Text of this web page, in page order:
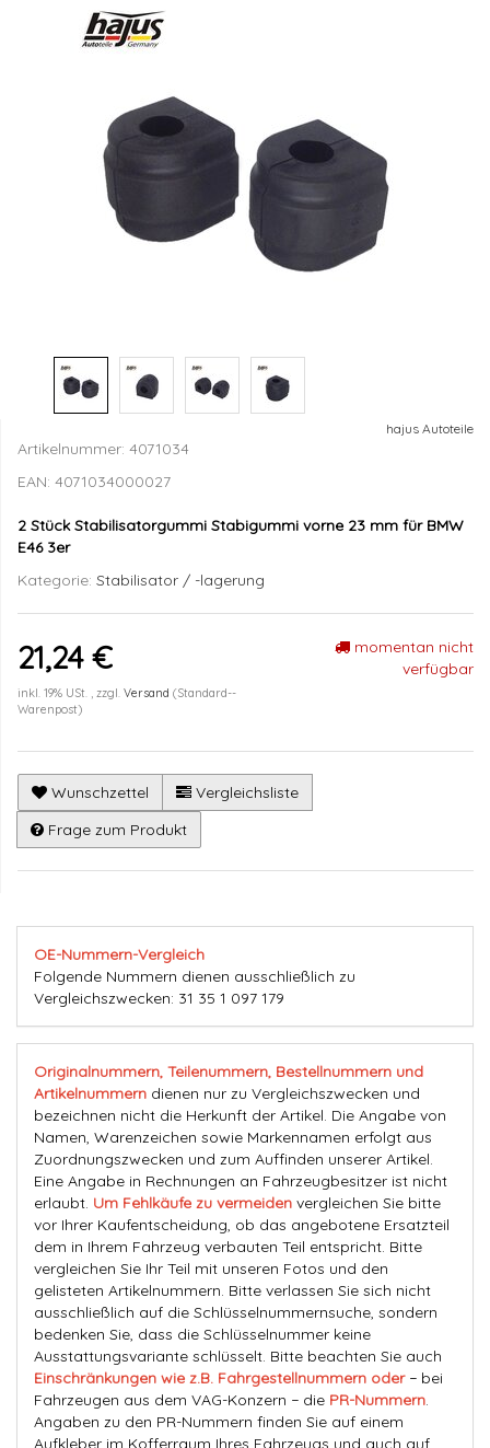
hajus Autoteile
Artikelnummer: 4071034
EAN: 4071034000027
2 Stück Stabilisatorgummi Stabigummi vorne 23 mm für BMW
E46 3er
Kategorie: Stabilisator / -lagerung
21,24 €
inkl. 19% USt. , zzgl. Versand (Standard--
Warenpost)
momentan nicht
verfügbar
Wunschzettel
Vergleichsliste
Frage zum Produkt
OE-Nummern-Vergleich
Folgende Nummern dienen ausschließlich zu
Vergleichszwecken: 31 35 1 097 179
Originalnummern, Teilenummern, Bestellnummern und
Artikelnummern dienen nur zu Vergleichszwecken und
bezeichnen nicht die Herkunft der Artikel. Die Angabe von
Namen, Warenzeichen sowie Markennamen erfolgt aus
Zuordnungszwecken und zum Auffinden unserer Artikel.
Eine Angabe in Rechnungen an Fahrzeugbesitzer ist nicht
erlaubt. Um Fehlkäufe zu vermeiden vergleichen Sie bitte
vor Ihrer Kaufentscheidung, ob das angebotene Ersatzteil
dem in Ihrem Fahrzeug verbauten Teil entspricht. Bitte
vergleichen Sie Ihr Teil mit unseren Fotos und den
gelisteten Artikelnummern. Bitte verlassen Sie sich nicht
ausschließlich auf die Schlüsselnummernsuche, sondern
bedenken Sie, dass die Schlüsselnummer keine
Ausstattungsvariante schlüsselt. Bitte beachten Sie auch
Einschränkungen wie z.B. Fahrgestellnummern oder− bei
Fahrzeugen aus dem VAG-Konzern − die PR-Nummern
Angaben zu den PR-Nummern finden Sie auf einem
Aufkleber im Kofferraum Ihres Fahrzeugs und auch auf